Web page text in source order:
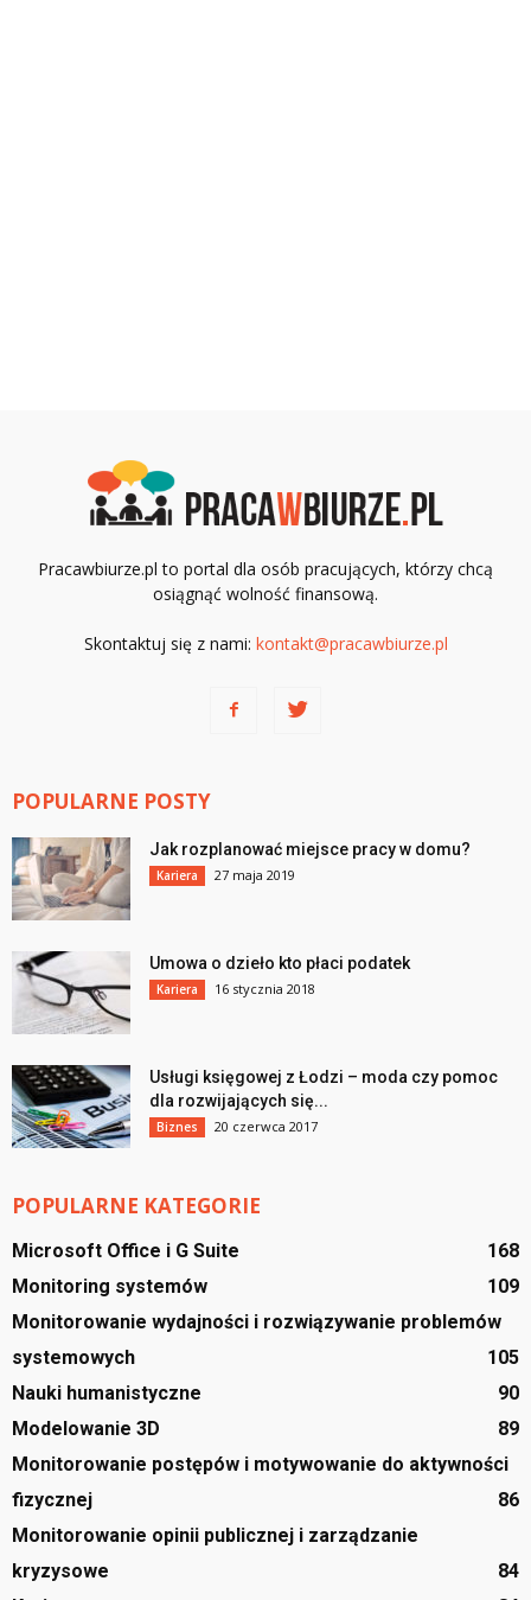
Pracawbiurze.pl to portal dla osób pracujących, którzy chcą
osiągnąć wolność finansową.
Skontaktuj się z nami: kontakt@pracawbiurze.pl
POPULARNE POSTY
Jak rozplanować miejsce pracy w domu?
Kariera 27 maja 2019
Umowa o dzieło kto płaci podatek
Kariera 16 stycznia 2018
Usługi księgowej z Łodzi – moda czy pomoc
dla rozwijających się...
Biznes 20 czerwca 2017
POPULARNE KATEGORIE
Microsoft Office i G Suite
168
Monitoring systemów
109
Monitorowanie wydajności i rozwiązywanie problemów
systemowych
105
Nauki humanistyczne
90
Modelowanie 3D
89
Monitorowanie postępów i motywowanie do aktywności
fizycznej
86
Monitorowanie opinii publicznej i zarządzanie
kryzysowe
84